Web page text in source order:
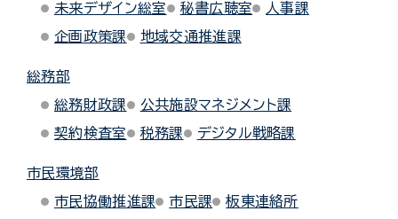
未来デザイン総室
秘書広聴室
人事課
企画政策課
地域交通推進課
総務部
総務財政課
公共施設マネジメント課
契約検査室
税務課 デジタル戦略課
市民環境部
市民協働推進課
市民課
板東連絡所